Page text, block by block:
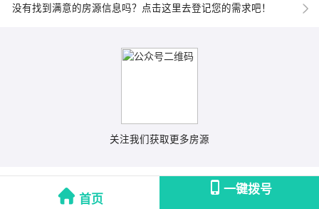
首页
一键拨号
没有找到满意的房源信息吗？点击这里去登记您的需求吧！
关注我们获取更多房源